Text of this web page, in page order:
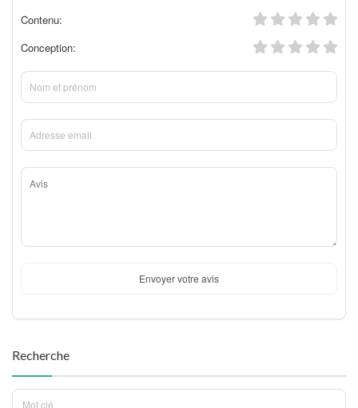
Contenu:
Conception:
Envoyer votre avis
Recherche